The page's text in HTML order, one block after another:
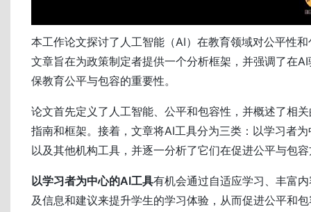
本工作论文探讨了人工智能（AI）在教育领域对公平性
文章旨在为政策制定者提供一个分析框架，并强调了在
保教育公平与包容的重要性。
论文首先定义了人工智能、公平和包容性，并概述了相
指南和框架。接着，文章将AI工具分为三类：以学习者
以及其他机构工具，并逐一分析了它们在促进公平与包
以学习者为中心的AI工具有机会通过自适应学习、丰富
及信息和建议来提升学生的学习体验，从而促进公平和